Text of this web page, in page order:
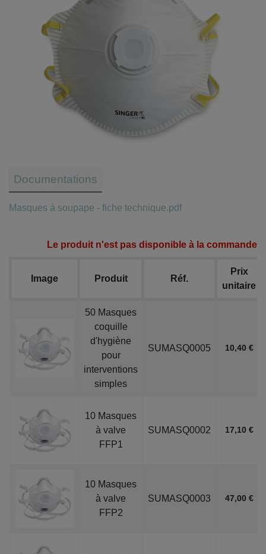
Documentations
Masques à soupape - fiche technique.pdf
Le produit n'est pas disponible à la commande
Image Produit Réf.
Prix
unitaire
50 Masques
coquille
d'hygiène
pour
interventions
simples
SUMASQ0005 10,40 €
10 Masques
à valve
FFP1
SUMASQ0002 17,10 €
10 Masques
à valve
FFP2
SUMASQ0003 47,00 €